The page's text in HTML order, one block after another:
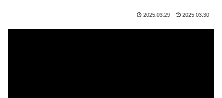
2025.03.29 2025.03.30